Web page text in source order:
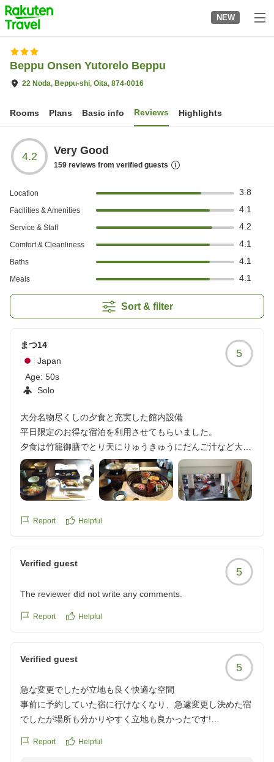
to
top
page
NEW
Beppu Onsen Yutorelo Beppu
22 Noda, Beppu-shi, Oita, 874-0016
Rooms Plans Basic info Reviews Highlights
4.2 Very Good
159 reviews from verified guests
Location 3.8
Facilities & Amenities 4.1
Service & Staff 4.2
Comfort & Cleanliness 4.1
Baths 4.1
Meals 4.1
Sort & filter
まつ14
Japan
Age: 50s
Solo
5
大分名物尽くしの夕食と充実した館内設備
平日限定のお得な宿泊を利用させてもらいました。
夕食は竹籠御膳でとり天にりゅうきゅうにだんご汁など大分
名物尽くしで味も美味しく満足しています。レストランの給
仕は半数が海外の方でしたが気遣い等素晴らしく安心して過
ごせます。また、セルフかき氷やコーヒー、お茶類もラウン
る点も高ポイントです。少し歩きますが近くにスーパーがあ
https://review.travel.rakuten.co.jp/hotel/voice/108141?
Report Helpful
Verified guest
5
The reviewer did not write any comments.
Report Helpful
Verified guest
5
急な変更でしたが立地も良く快適な空間
事前に予約していた宿に行けなくなり、急遽変更し決めた宿
でしたが場所も分かりやすく立地も良かったです!
せました。
Report Helpful